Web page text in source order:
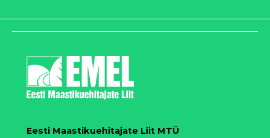
Eesti Maastikuehitajate Liit MTÜ